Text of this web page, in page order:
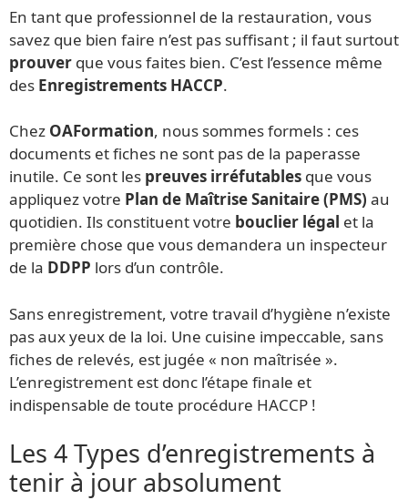
En tant que professionnel de la restauration, vous
savez que bien faire n’est pas suffisant ; il faut surtout
prouver que vous faites bien. C’est l’essence même
des Enregistrements HACCP.
Chez OAFormation, nous sommes formels : ces
documents et fiches ne sont pas de la paperasse
inutile. Ce sont les preuves irréfutables que vous
appliquez votre Plan de Maîtrise Sanitaire (PMS) au
quotidien. Ils constituent votre bouclier légal et la
première chose que vous demandera un inspecteur
de la DDPP lors d’un contrôle.
Sans enregistrement, votre travail d’hygiène n’existe
pas aux yeux de la loi. Une cuisine impeccable, sans
fiches de relevés, est jugée « non maîtrisée ».
L’enregistrement est donc l’étape finale et
indispensable de toute procédure HACCP !
Les 4 Types d’enregistrements à
tenir à jour absolument